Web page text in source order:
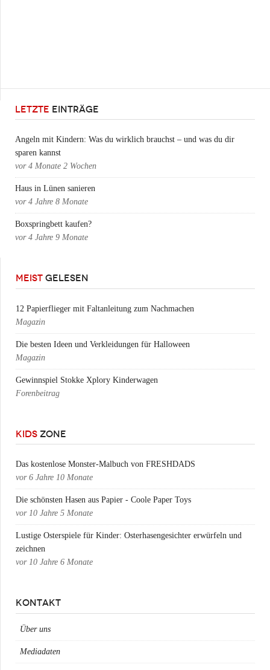
LETZTE EINTRÄGE
Angeln mit Kindern: Was du wirklich brauchst – und was du dir
sparen kannst
vor 4 Monate 2 Wochen
Haus in Lünen sanieren
vor 4 Jahre 8 Monate
Boxspringbett kaufen?
vor 4 Jahre 9 Monate
MEIST GELESEN
12 Papierflieger mit Faltanleitung zum Nachmachen
Magazin
Die besten Ideen und Verkleidungen für Halloween
Magazin
Gewinnspiel Stokke Xplory Kinderwagen
Forenbeitrag
KIDS ZONE
Das kostenlose Monster-Malbuch von FRESHDADS
vor 6 Jahre 10 Monate
Die schönsten Hasen aus Papier - Coole Paper Toys
vor 10 Jahre 5 Monate
Lustige Osterspiele für Kinder: Osterhasengesichter erwürfeln und
zeichnen
vor 10 Jahre 6 Monate
KONTAKT
Über uns
Mediadaten